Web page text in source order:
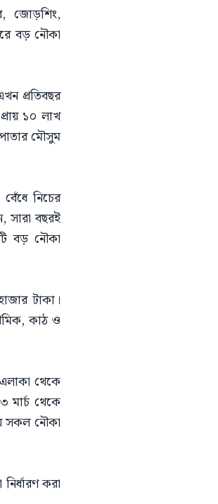
জোড়শিং,
বড় নৌকা
প্রতিবছর
১০ লাখ
মৌসুম
নিচের
সারা বছরই
বড় নৌকা
টাকা।
কাঠ ও
থেকে
থেকে
সকল নৌকা
করা